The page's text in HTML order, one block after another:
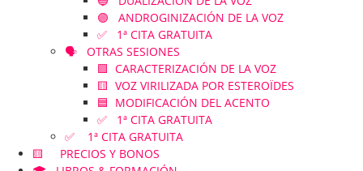
🟣 ANDROGINIZACIÓN DE LA VOZ
✅ 1ª CITA GRATUITA
🗣️ OTRAS SESIONES
🟪 CARACTERIZACIÓN DE LA VOZ
🟨 VOZ VIRILIZADA POR ESTEROÏDES
🟦 MODIFICACIÓN DEL ACENTO
✅ 1ª CITA GRATUITA
✅ 1ª CITA GRATUITA
🟨 PRECIOS Y BONOS